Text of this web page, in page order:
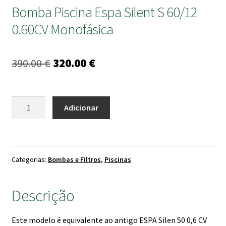
Bomba Piscina Espa Silent S 60/12
0.60CV Monofásica
390.00€ O
original
era:
320.00 €O
atual
é:
Silent
60/12
0.60CV
Monofásica
Adicionar
Categorias: Bombas e Filtros, Piscinas
Descrição
Este modelo é equivalente ao antigo ESPA Silen 50 0,6 CV